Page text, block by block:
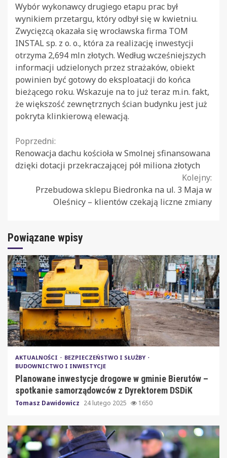
Wybór wykonawcy drugiego etapu prac był
wynikiem przetargu, który odbył się w kwietniu.
Zwycięzcą okazała się wrocławska firma TOM
INSTAL sp. z o. o., która za realizację inwestycji
otrzyma 2,694 mln złotych. Według wcześniejszych
informacji udzielonych przez strażaków, obiekt
powinien być gotowy do eksploatacji do końca
bieżącego roku. Wskazuje na to już teraz m.in. fakt,
że większość zewnętrznych ścian budynku jest już
pokryta klinkierową elewacją.
Continue
Reading
Poprzedni:
Renowacja dachu kościoła w Smolnej sfinansowana
dzięki dotacji przekraczającej pół miliona złotych
Kolejny:
Przebudowa sklepu Biedronka na ul. 3 Maja w
Oleśnicy – klientów czekają liczne zmiany
Powiązane wpisy
AKTUALNOŚCI
BEZPIECZEŃSTWO I SŁUŻBY
BUDOWNICTWO I INWESTYCJE
Planowane inwestycje drogowe w gminie Bierutów –
spotkanie samorządowców z Dyrektorem DSDiK
Tomasz Dawidowicz 24 lutego 2025 1650